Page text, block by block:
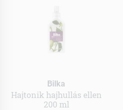
Bilka
Hajtonik hajhullás ellen
200 ml